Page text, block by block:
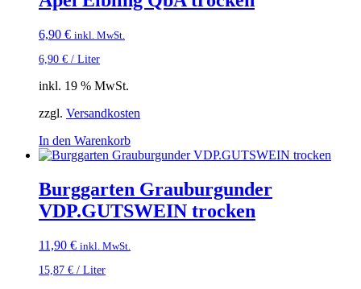
6,90 € inkl. MwSt.
6,90 € / Liter
inkl. 19 % MwSt.
zzgl. Versandkosten
In den Warenkorb
Burggarten Grauburgunder
VDP.GUTSWEIN trocken
11,90 € inkl. MwSt.
15,87 € / Liter